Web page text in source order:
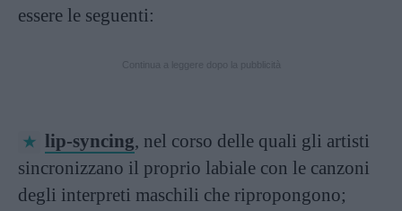
essere le seguenti:
lip-syncing, nel corso delle quali gli artisti
sincronizzano il proprio labiale con le canzoni
degli interpreti maschili che ripropongono;